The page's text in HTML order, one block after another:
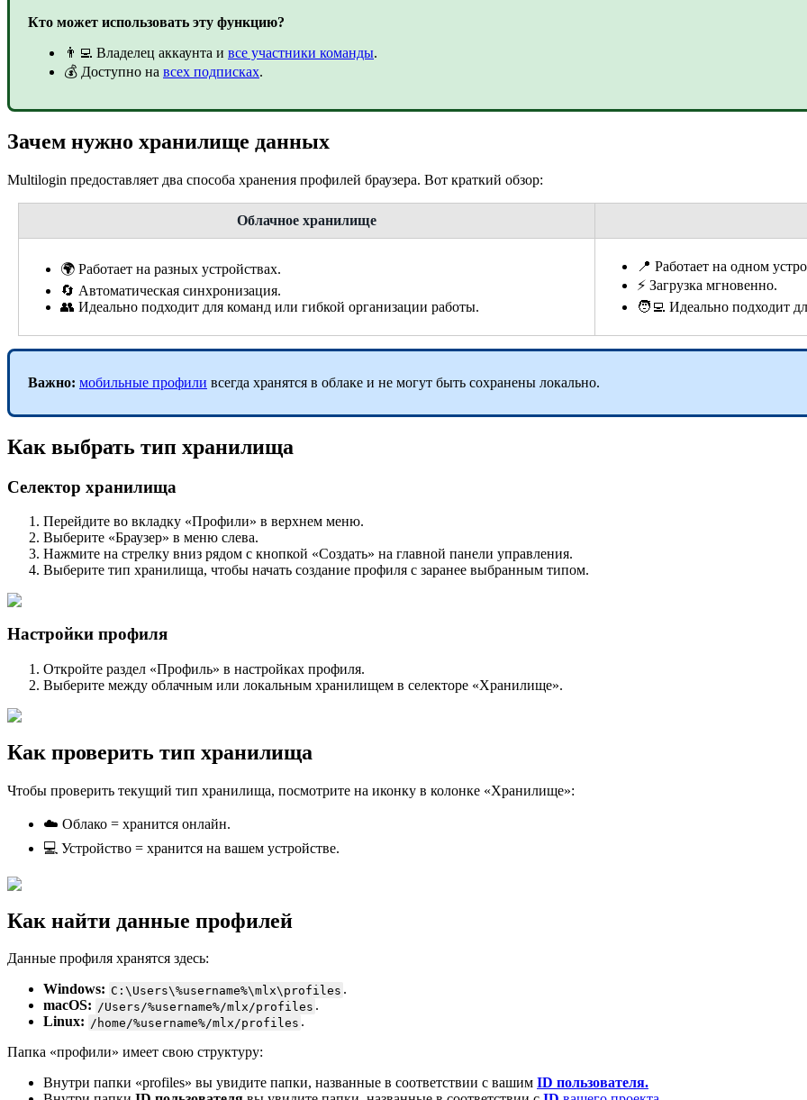
Кто может использовать эту функцию?
👨‍💻 Владелец аккаунта и все участники команды.
💰 Доступно на всех подписках.
Зачем нужно хранилище данных
Multilogin предоставляет два способа хранения профилей браузера. Вот краткий обзор:
Облачное хранилище
🌍 Работает на разных устройствах.
🔄 Автоматическая синхронизация.
👥 Идеально подходит для команд или гибкой организации работы.
📍 Работает на одном
⚡ Загрузка мгновенно.
🧑‍💻 Идеально подходит
Важно: мобильные профили всегда хранятся в облаке и не могут быть сохранены локально.
Как выбрать тип хранилища
Селектор хранилища
Перейдите во вкладку «Профили» в верхнем меню.
Выберите «Браузер» в меню слева.
Нажмите на стрелку вниз рядом с кнопкой «Создать» на главной панели управления.
Выберите тип хранилища, чтобы начать создание профиля с заранее выбранным типом.
Настройки профиля
Откройте раздел «Профиль» в настройках профиля.
Выберите между облачным или локальным хранилищем в селекторе «Хранилище».
Как проверить тип хранилища
Чтобы проверить текущий тип хранилища, посмотрите на иконку в колонке «Хранилище»:
☁️ Облако = хранится онлайн.
💻 Устройство = хранится на вашем устройстве.
Как найти данные профилей
Данные профиля хранятся здесь:
Windows: C:\Users\%username%\mlx\profiles .
macOS: /Users/%username%/mlx/profiles .
Linux: /home/%username%/mlx/profiles .
Папка «профили» имеет свою структуру:
Внутри папки «profiles» вы увидите папки, названные в соответствии с вашим ID пользователя.